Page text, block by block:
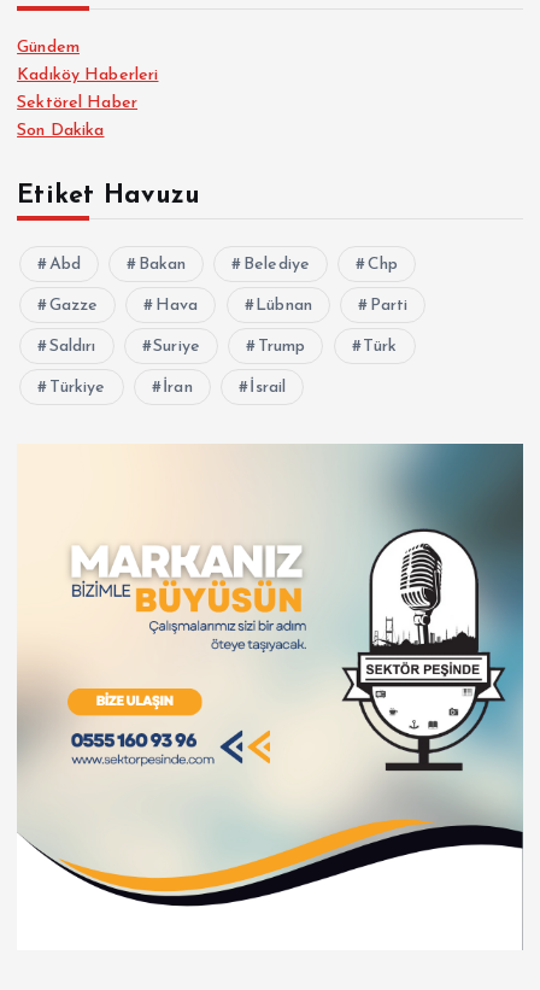
Gündem
Kadıköy Haberleri
Sektörel Haber
Son Dakika
Etiket Havuzu
Abd Bakan Belediye Chp
Gazze Hava Lübnan Parti
Saldırı Suriye Trump Türk
Türkiye İran İsrail